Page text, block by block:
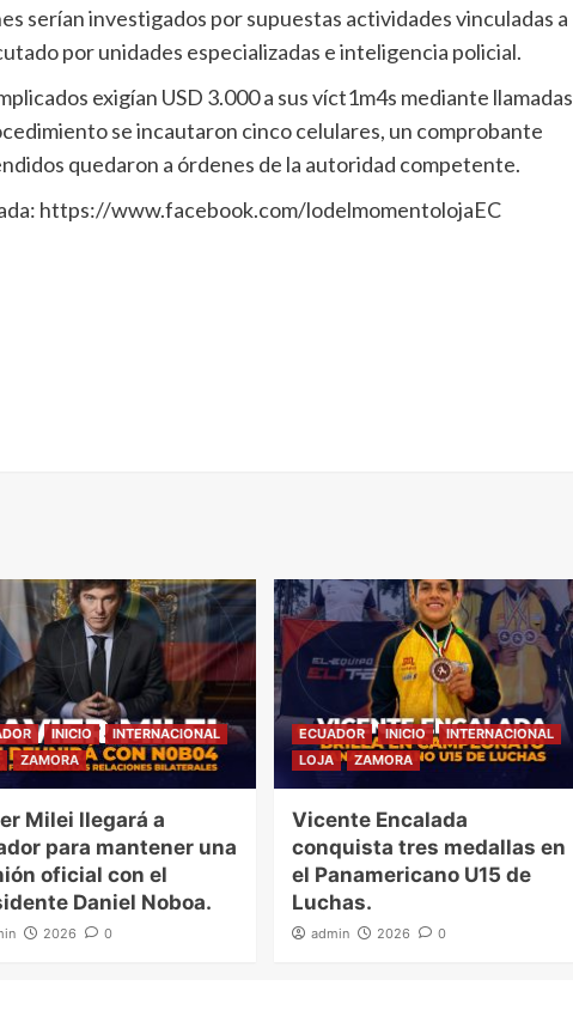
serían investigados por supuestas actividades vinculadas a
por unidades especializadas e inteligencia policial.
exigían USD 3.000 a sus víct1m4s mediante llamadas
se incautaron cinco celulares, un comprobante
quedaron a órdenes de la autoridad competente.
https://www.facebook.com/lodelmomentolojaEC
INICIO
INTERNACIONAL
ZAMORA
Milei llegará a
para mantener una
oficial con el
Daniel Noboa.
2026 0
ECUADOR INICIO
INTERNACIONAL
LOJA
ZAMORA
Vicente Encalada
conquista tres medallas en
el Panamericano U15 de
Luchas.
admin 2026 0